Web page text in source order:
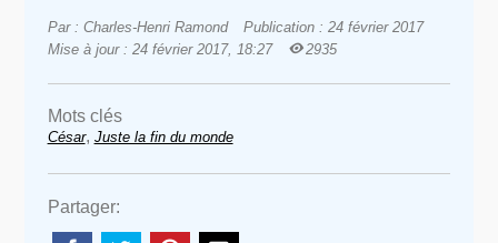
Par : Charles-Henri Ramond
Publication : 24 février 2017
Mise à jour : 24 février 2017, 18:27
2935
Mots clés
César, Juste la fin du monde
Partager: